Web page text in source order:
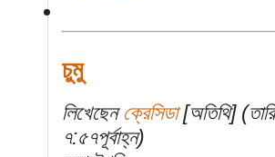
চুমু
লিখেছেন ক্রেসিডা[অতিথি]
৭:৫৭পূর্বাহ্ন)